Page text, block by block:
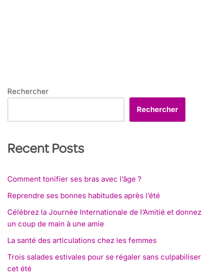
Rechercher
Rechercher
Recent Posts
Comment tonifier ses bras avec l’âge ?
Reprendre ses bonnes habitudes après l’été
Célébrez la Journée Internationale de l’Amitié et donnez
un coup de main à une amie
La santé des articulations chez les femmes
Trois salades estivales pour se régaler sans culpabiliser
cet été